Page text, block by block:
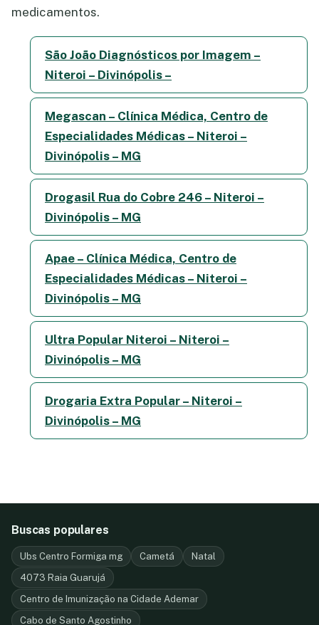
medicamentos.
São João Diagnósticos por Imagem –
Niteroi – Divinópolis –
Megascan – Clínica Médica, Centro de
Especialidades Médicas – Niteroi –
Divinópolis – MG
Drogasil Rua do Cobre 246 – Niteroi –
Divinópolis – MG
Apae – Clínica Médica, Centro de
Especialidades Médicas – Niteroi –
Divinópolis – MG
Ultra Popular Niteroi – Niteroi –
Divinópolis – MG
Drogaria Extra Popular – Niteroi –
Divinópolis – MG
Buscas populares
Ubs Centro Formiga mg Cametá
Natal
4073 Raia Guarujá
Centro de Imunização na Cidade Ademar
Cabo de Santo Agostinho